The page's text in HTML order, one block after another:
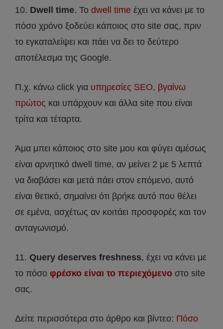
10. Dwell time. Το dwell time έχει να κάνει με το
πόσο χρόνο ξοδεύει κάποιος στο site σας, πριν
το εγκαταλείψει και πάει να δει το δεύτερο
αποτέλεσμα της Google.
Π.χ. κάνω click για υπηρεσίες SEO, βγαίνω
πρώτος και υπάρχουν και άλλα site που είναι
τρίτα και τέταρτα.
Άμα μπει κάποιος στο site μου και φύγει αμέσως
είναι αρνητικό dwell time, αν μείνει 2 με 5 λεπτά
να διαβάσει και μετά πάει στον επόμενο, αυτό
είναι θετικό, σημαίνει ότι βρήκε αυτό που θέλει
σε εμένα, ασχέτως αν κοιτάει προσφορές και τον
ανταγωνισμό.
11. Query deserves freshness, έχει να κάνει με
το πόσο φρέσκο είναι το περιεχόμενο στο site
σας.
Δείτε περισσότερα στο άρθρο και βίντεο: Πόσο